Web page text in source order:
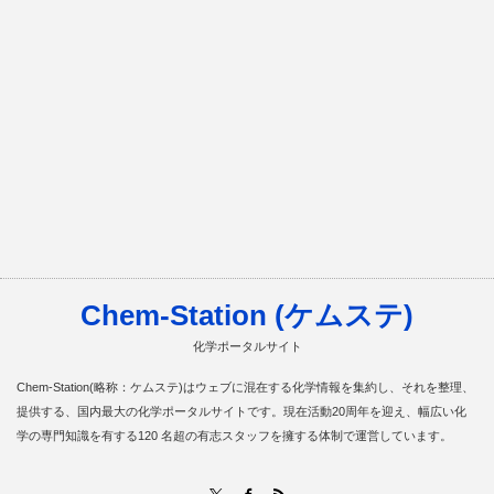
Chem-Station (ケムステ)
化学ポータルサイト
Chem-Station(略称：ケムステ)はウェブに混在する化学情報を集約し、それを整理、
提供する、国内最大の化学ポータルサイトです。現在活動20周年を迎え、幅広い化
学の専門知識を有する120 名超の有志スタッフを擁する体制で運営しています。
Facebook